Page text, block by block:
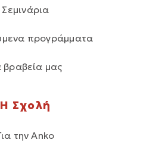
Σεμινάρια
προγράμματα
βραβεία μας
Η Σχολή
την Anko